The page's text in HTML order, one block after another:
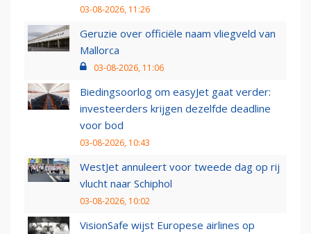
03-08-2026, 11:26
Geruzie over officiële naam vliegveld van
Mallorca
03-08-2026, 11:06
Biedingsoorlog om easyJet gaat verder:
investeerders krijgen dezelfde deadline
voor bod
03-08-2026, 10:43
WestJet annuleert voor tweede dag op rij
vlucht naar Schiphol
03-08-2026, 10:02
VisionSafe wijst Europese airlines op